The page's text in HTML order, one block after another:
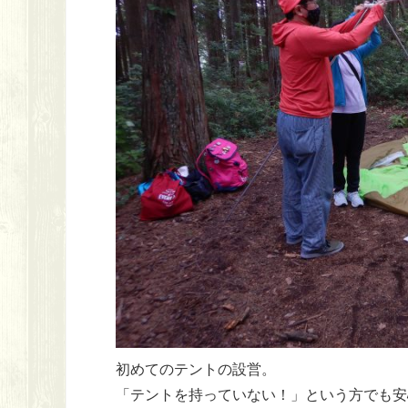
初めてのテントの設営。
「テントを持っていない！」という方でも